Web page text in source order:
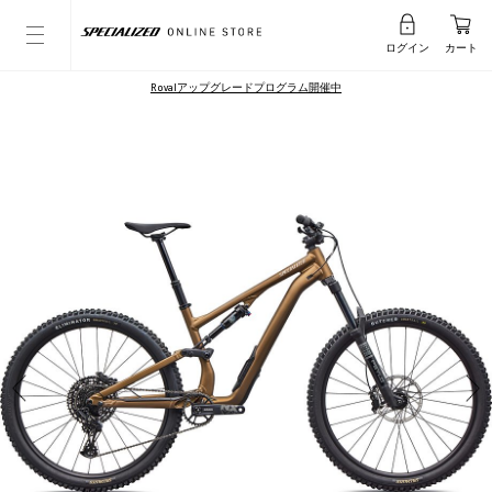
ログイン カート
Rovalアップグレードプログラム開催中